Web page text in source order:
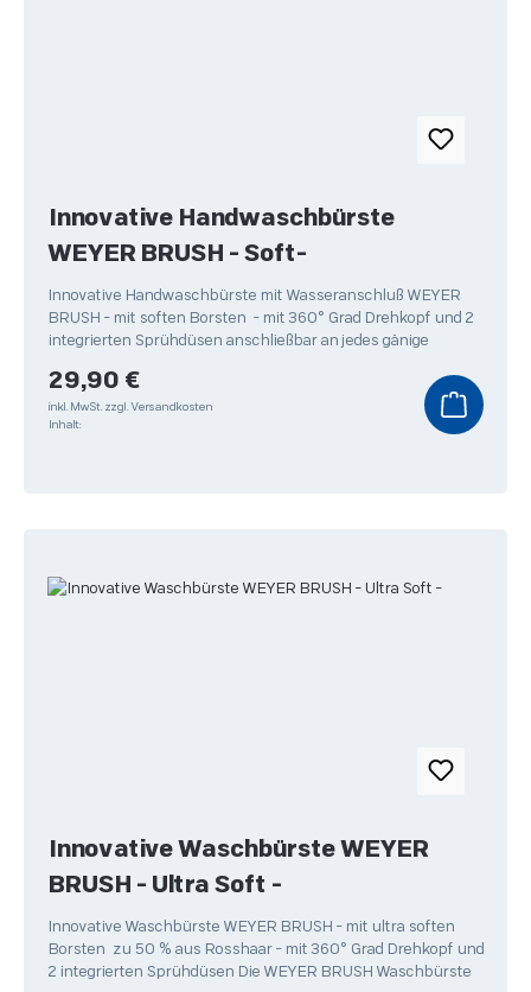
Innovative Handwaschbürste
WEYER BRUSH - Soft-
Innovative Handwaschbürste mit Wasseranschluß WEYER
BRUSH - mit soften Borsten - mit 360° Grad Drehkopf und 2
integrierten Sprühdüsen anschließbar an jedes gänige
Regulärer Preis:
29,90 €
inkl. MwSt. zzgl. Versandkosten
Inhalt:
Innovative Waschbürste WEYER
BRUSH - Ultra Soft -
Innovative Waschbürste WEYER BRUSH - mit ultra soften
Borsten zu 50 % aus Rosshaar - mit 360° Grad Drehkopf und
2 integrierten Sprühdüsen Die WEYER BRUSH Waschbürste